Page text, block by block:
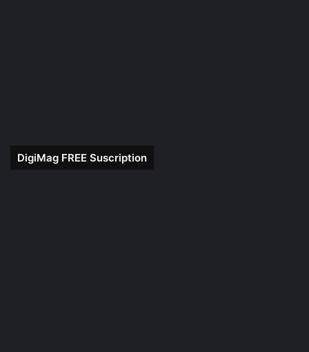
DigiMag FREE Suscription